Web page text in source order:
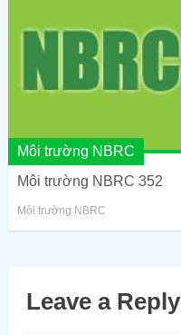
Môi trường NBRC
Môi trường NBRC 352
Môi trường NBRC
Leave a Reply